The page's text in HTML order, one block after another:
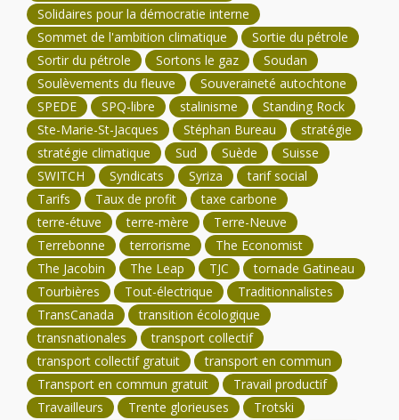
Solidaires pour la démocratie interne
Sommet de l'ambition climatique
Sortie du pétrole
Sortir du pétrole
Sortons le gaz
Soudan
Soulèvements du fleuve
Souveraineté autochtone
SPEDE
SPQ-libre stalinisme
Standing Rock
Ste-Marie-St-Jacques
Stéphan Bureau
stratégie
stratégie climatique
Sud Suède
Suisse
SWITCH
Syndicats Syriza
tarif social
Tarifs
Taux de profit
taxe carbone
terre-étuve
terre-mère
Terre-Neuve
Terrebonne
terrorisme
The Economist
The Jacobin
The Leap TJC
tornade Gatineau
Tourbières
Tout-électrique
Traditionnalistes
TransCanada
transition écologique
transnationales
transport collectif
transport collectif gratuit
transport en commun
Transport en commun gratuit
Travail productif
Travailleurs
Trente glorieuses
Trotski